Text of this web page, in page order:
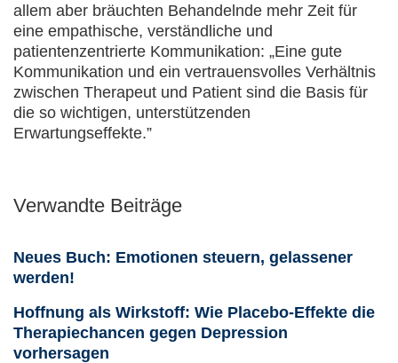
allem aber bräuchten Behandelnde mehr Zeit für
eine empathische, verständliche und
patientenzentrierte Kommunikation: „Eine gute
Kommunikation und ein vertrauensvolles Verhältnis
zwischen Therapeut und Patient sind die Basis für
die so wichtigen, unterstützenden
Erwartungseffekte.”
Verwandte Beiträge
Neues Buch: Emotionen steuern, gelassener
werden!
Hoffnung als Wirkstoff: Wie Placebo-Effekte die
Therapiechancen gegen Depression
vorhersagen